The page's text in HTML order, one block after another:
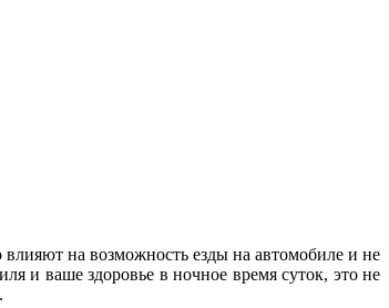
на возможность езды на автомобиле и не
и ваше здоровье в ночное время суток, это не